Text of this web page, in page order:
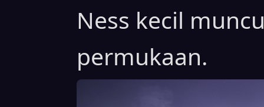
Ness kecil
permukaan.